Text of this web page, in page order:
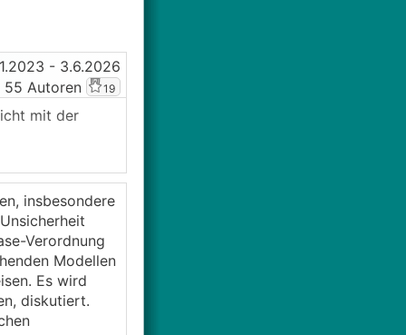
- 3.6.2026
55 Autoren
19
mit der
dazu
Kauf,
hier sollte
insbesondere
Verordnung
Modellen
Es wird
diskutiert.